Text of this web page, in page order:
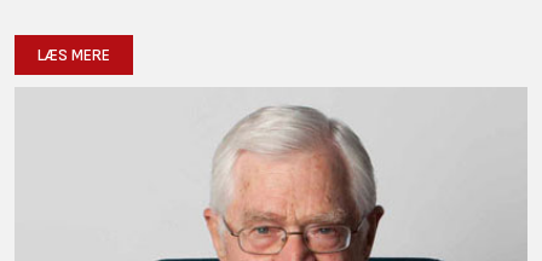
LÆS MERE